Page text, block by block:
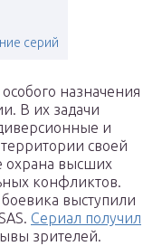
серий
назначения
В их задачи
и
своей
охрана высших
конфликтов.
выступили
Сериал получил
зрителей.